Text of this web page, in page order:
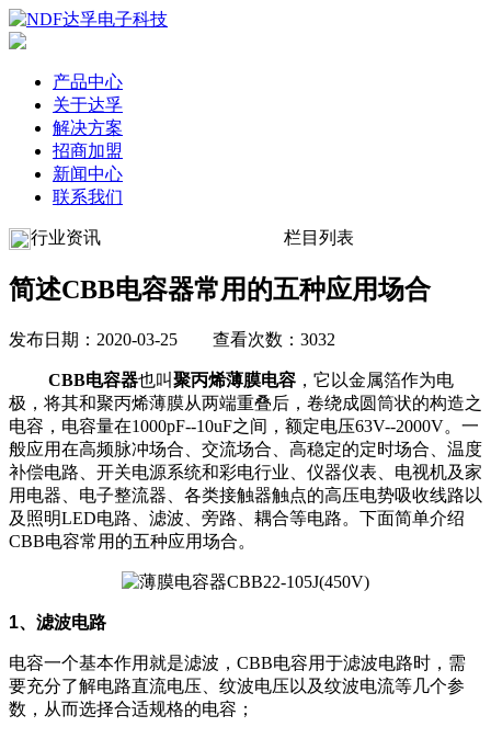
产品中心
关于达孚
解决方案
招商加盟
新闻中心
联系我们
行业资讯 栏目列表
简述CBB电容器常用的五种应用场合
发布日期：2020-03-25 查看次数：3032
CBB电容器也叫聚丙烯薄膜电容 ，它以金属箔作为电
极，将其和聚丙烯薄膜从两端重叠后，卷绕成圆筒状的构造之
电容，电容量在1000pF--10uF之间，额定电压63V--2000V。 一
般应用在高频脉冲场合、交流场合、高稳定的定时场合、温度
补偿电路、开关电源系统和彩电行业、仪器仪表、电视机及家
用电器、电子整流器、各类接触器触点的高压电势吸收线路以
及照明LED电路、滤波、旁路、耦合等电路。下面简单介绍
CBB电容常用的五种应用场合。
1、滤波电路
电容一个基本作用就是滤波，CBB电容用于滤波电路时，需
要充分了解电路直流电压、纹波电压以及纹波电流等几个参
数，从而选择合适规格的电容；